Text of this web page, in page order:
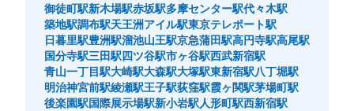
御徒町駅新木場駅赤坂駅多摩センター駅代々木駅
築地駅調布駅天王洲アイル駅東京テレポート駅
日暮里駅豊洲駅溜池山王駅京急蒲田駅高円寺駅高尾駅
国分寺駅三田駅四ツ谷駅市ヶ谷駅西武新宿駅
青山一丁目駅大崎駅大森駅大塚駅東新宿駅八丁堀駅
明治神宮前駅綾瀬駅王子駅荻窪駅霞ヶ関駅茅場町駅
後楽園駅国際展示場駅新小岩駅 人形町駅西新宿駅